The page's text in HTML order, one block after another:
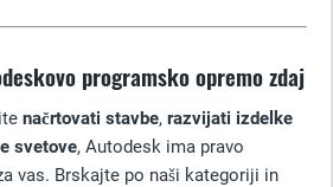
programsko opremo zdaj
načrtovati stavbe, razvijati izdelke
svetove, Autodesk ima pravo
vas. Brskajte po naši kategoriji in